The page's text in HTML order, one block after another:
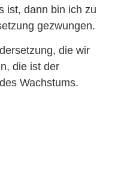
ist, dann bin ich zu
gezwungen.
die wir
die ist der
Wachstums.